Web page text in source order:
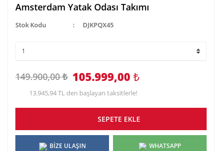
Amsterdam Yatak Odası Takımı
Stok Kodu DJKPQX45
149.900,00 ₺ 105.999,00 ₺
13.945,94 TL den başlayan taksitlerle!
SEPETE EKLE
BİZE ULAŞIN WHATSAPP